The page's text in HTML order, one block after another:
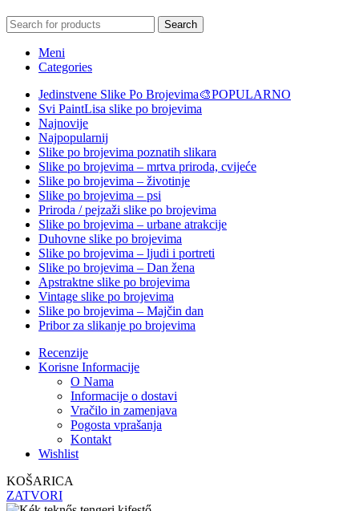
Search
Meni
Categories
Jedinstvene Slike Po Brojevima🎨POPULARNO
Svi PaintLisa slike po brojevima
Najnovije
Najpopularnij
Slike po brojevima poznatih slikara
Slike po brojevima – mrtva priroda, cvijeće
Slike po brojevima – životinje
Slike po brojevima – psi
Priroda / pejzaži slike po brojevima
Slike po brojevima – urbane atrakcije
Duhovne slike po brojevima
Slike po brojevima – ljudi i portreti
Slike po brojevima – Dan žena
Apstraktne slike po brojevima
Vintage slike po brojevima
Slike po brojevima – Majčin dan
Pribor za slikanje po brojevima
Recenzije
Korisne Informacije
O Nama
Informacije o dostavi
Vračilo in zamenjava
Pogosta vprašanja
Kontakt
Wishlist
KOŠARICA
ZATVORI